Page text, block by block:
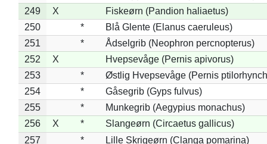
249
X
Fiskeørn (Pandion haliaetus)
250
*
Blå Glente (Elanus caeruleus)
251
*
Ådselgrib (Neophron percnopterus)
252
X
Hvepsevåge (Pernis apivorus)
253
*
Østlig Hvepsevåge (Pernis
254
*
Gåsegrib (Gyps fulvus)
255
*
Munkegrib (Aegypius monachus)
256
X *
Slangeørn (Circaetus gallicus)
257
*
Lille Skrigeørn (Clanga pomarina)